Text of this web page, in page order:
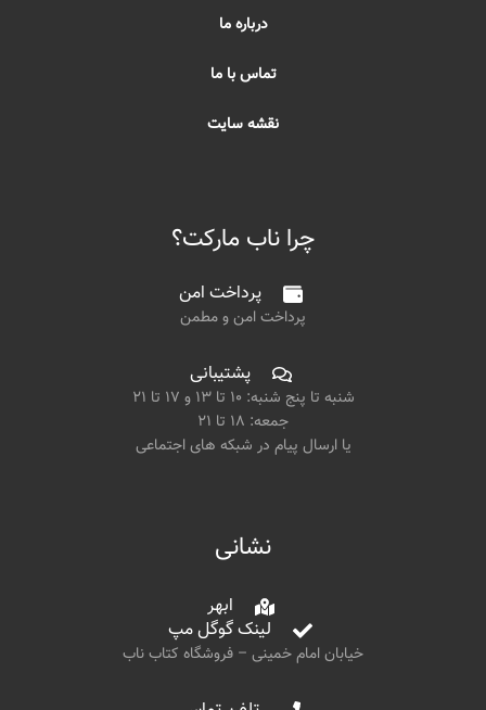
درباره ما
تماس با ما
نقشه سایت
چرا ناب مارکت؟
پرداخت امن
پرداخت امن و مطمن
پشتیبانی
شنبه تا پنج شنبه: ۱۰ تا ۱۳ و ۱۷ تا ۲۱
جمعه: ۱۸ تا ۲۱
یا ارسال پیام در شبکه های اجتماعی
نشانی
ابهر
لینک گوگل مپ
خیابان امام خمینی – فروشگاه کتاب ناب